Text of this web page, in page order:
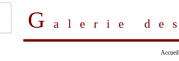
Galerie
Accueil